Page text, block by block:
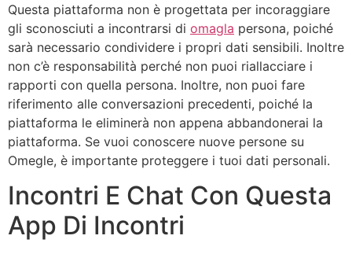
Questa piattaforma non è progettata per incoraggiare
gli sconosciuti a incontrarsi di omagla persona, poiché
sarà necessario condividere i propri dati sensibili. Inoltre
non c’è responsabilità perché non puoi riallacciare i
rapporti con quella persona. Inoltre, non puoi fare
riferimento alle conversazioni precedenti, poiché la
piattaforma le eliminerà non appena abbandonerai la
piattaforma. Se vuoi conoscere nuove persone su
Omegle, è importante proteggere i tuoi dati personali.
Incontri E Chat Con Questa
App Di Incontri